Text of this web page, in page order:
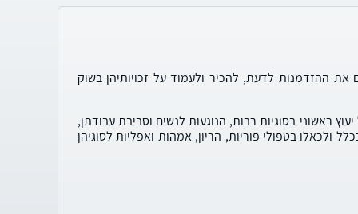
ההזדמנות לדעת, להכיר ולעמוד על זכויותיהן בשוק
ראשוני בסוגיות רבות, הנוגעות לנשים וסביבת עבודתן,
ולכאלו בטפולי פוריות, הריון, אמהות ואפליות לסוגיהן